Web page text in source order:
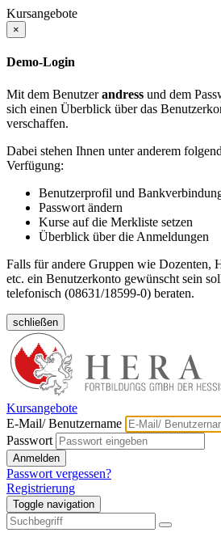
Kursangebote
×
Demo-Login
Mit dem Benutzerandress und dem
sich einen Überblick über das
verschaffen.
Dabei stehen Ihnen unter anderem
Verfügung:
Benutzerprofil und
Passwort ändern
Kurse auf die Merkliste setzen
Überblick über die Anmeldungen
Falls für andere Gruppen wie Dozenten,
etc. ein Benutzerkonto gewünscht sein
telefonisch (08631/18599-0) beraten.
schließen
Kursangebote
E-Mail/ Benutzername
Passwort
Anmelden
Passwort vergessen?
Registrierung
Toggle navigation